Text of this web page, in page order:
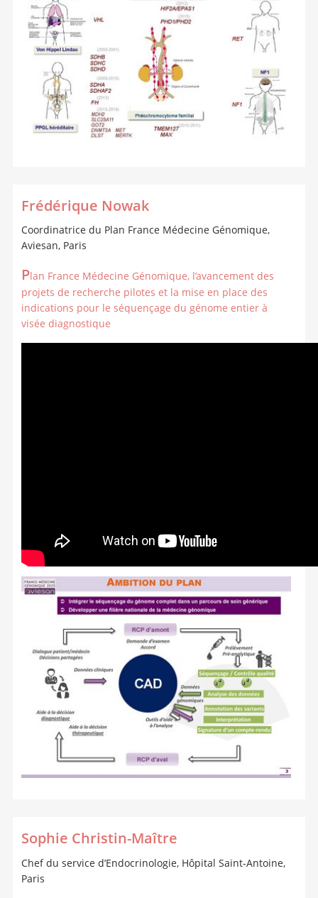
Frédérique Nowak
Coordinatrice du Plan France Médecine Génomique,
Aviesan, Paris
Plan France Médecine Génomique, l’avancement des
projets de recherche pilotes et la mise en place des
indications pour le séquençage du génome entier à
visée diagnostique
Sophie Christin-Maître
Chef du service d’Endocrinologie, Hôpital Saint-Antoine,
Paris